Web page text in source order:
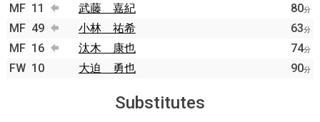
MF 11 武藤 嘉紀 80分
MF 49 小林 祐希 63分
MF 16 汰木 康也 74分
FW 10 大迫 勇也 90分
Substitutes